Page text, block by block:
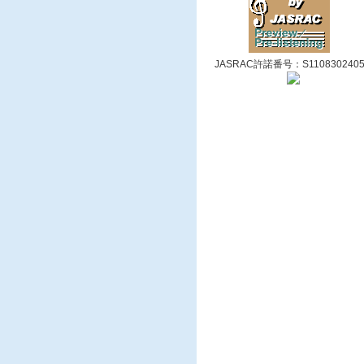
JASRAC許諾番号：S1108302405